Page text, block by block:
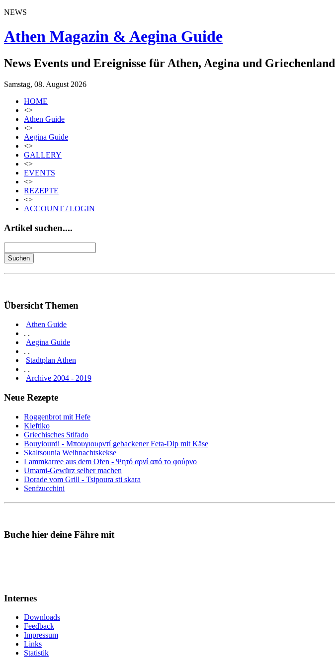
NEWS
Athen Magazin & Aegina Guide
News Events und Ereignisse für Athen, Aegina und Griechenland
Samstag, 08. August 2026
HOME
<>
Athen Guide
<>
Aegina Guide
<>
GALLERY
<>
EVENTS
<>
REZEPTE
<>
ACCOUNT / LOGIN
Artikel suchen....
Übersicht Themen
Athen Guide
. .
Aegina Guide
. .
Stadtplan Athen
. .
Archive 2004 - 2019
Neue Rezepte
Roggenbrot mit Hefe
Kleftiko
Griechisches Stifado
Bouyiourdi - Μπουγιουρντί gebackener Feta-Dip mit Käse
Skaltsounia Weihnachtskekse
Lammkarree aus dem Ofen - Ψητό αρνί από το φούρνο
Umami-Gewürz selber machen
Dorade vom Grill - Tsipoura sti skara
Senfzucchini
Buche hier deine Fähre mit
Internes
Downloads
Feedback
Impressum
Links
Statistik